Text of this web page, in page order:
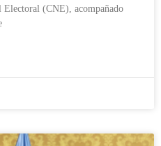
Electoral (CNE), acompañado